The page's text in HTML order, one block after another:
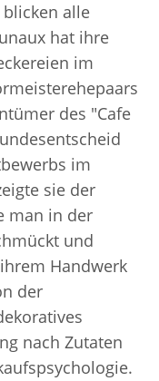
alle
hat ihre
im
des "Cafe
im
sie der
man in der
und
Handwerk
der
nach Zutaten